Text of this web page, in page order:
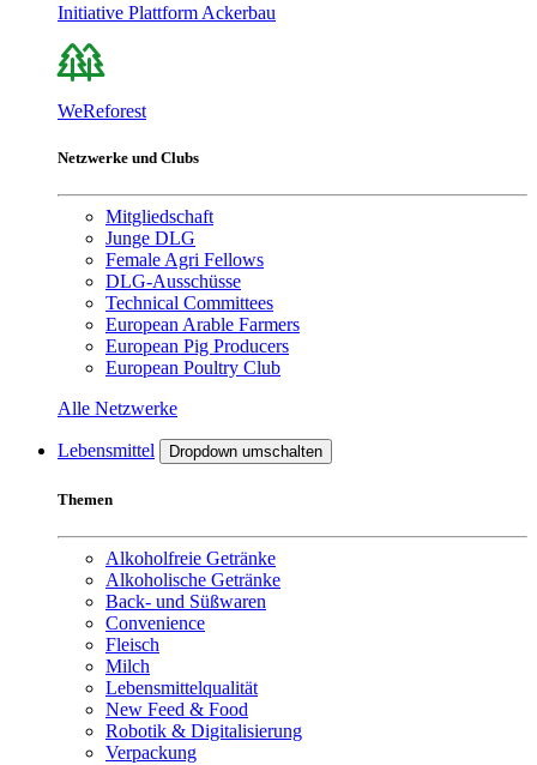
Initiative Plattform Ackerbau
WeReforest
Netzwerke und Clubs
Mitgliedschaft
Junge DLG
Female Agri Fellows
DLG-Ausschüsse
Technical Committees
European Arable Farmers
European Pig Producers
European Poultry Club
Alle Netzwerke
Lebensmittel Dropdown umschalten
Themen
Alkoholfreie Getränke
Alkoholische Getränke
Back- und Süßwaren
Convenience
Fleisch
Milch
Lebensmittelqualität
New Feed & Food
Robotik & Digitalisierung
Verpackung